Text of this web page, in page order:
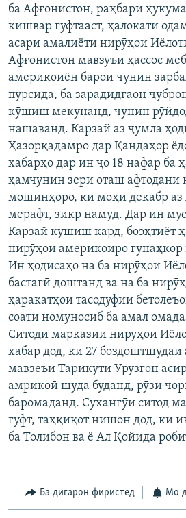
ба Афғонистон, раҳбари
кишвар гуфтааст, ҳалокати
асари амалиёти нирӯҳои
Афғонистон мавзӯъи ҳассос
америкоиён барои чунин
пурсида, ба зарадидгаон
кӯшиш мекунанд, чунин
нашаванд. Карзай аз ҷумла
Ҳазорқадамро дар Қандаҳор
хабарҳо дар ин ҷо 18 нафар ба
ҳамчунин зери оташ афтодани
мошинҳоро, ки моҳи декабр аз
мерафт, зикр намуд. Дар ин
Карзай кӯшиш кард, боэҳтиёт
нирӯҳои америкоиро гунаҳкор
Ин ҳодисаҳо на ба нирӯҳои
бастагӣ доштанд ва на ба
ҳаракатҳои тасодуфии
соати номуносиб ба амал
Ситоди марказии нирӯҳои
хабар дод, ки 27 боздоштшудаи
мавзеъи Тарикути Урузгон
амрикоӣ шуда буданд, рӯзи
баромаданд. Сухангӯи ситод
гуфт, таҳқиқот нишон дод, ки
ба Толибон ва ё Ал Қойида
Ба дигарон фиристед Мо